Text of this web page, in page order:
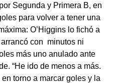
Segunda y Primera B, en
para volver a tener una
O’Higgins lo fichó a
con minutos ni
más uno anulado ante
“He ido de menos a más.
torno a marcar goles y la